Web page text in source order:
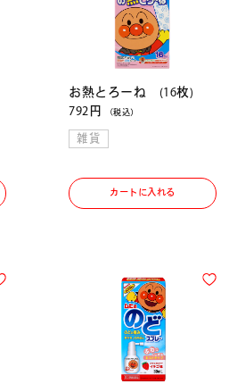
お熱とろーね (16枚)
792円
（税込）
雑貨
カートに入れる